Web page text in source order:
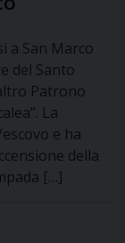
a San Marco
del Santo
Patrono
La
e ha
della
[…]